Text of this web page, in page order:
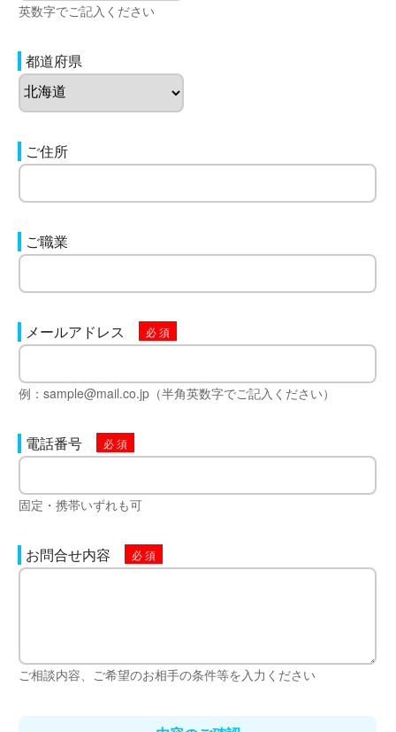
英数字でご記入ください
都道府県
ご住所
ご職業
メールアドレス
例：sample@mail.co.jp（半角英数字でご記入ください）
電話番号
固定・携帯いずれも可
お問合せ内容
ご相談内容、ご希望のお相手の条件等を入力ください